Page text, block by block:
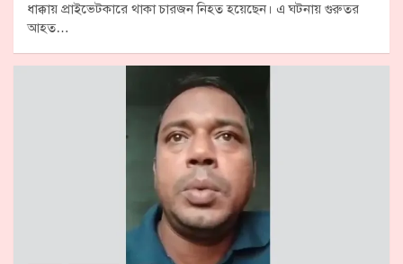
ধাক্কায় প্রাইভেটকারে থাকা চারজন নিহত হয়েছেন। এ ঘটনায় গুরুতর
আহত…